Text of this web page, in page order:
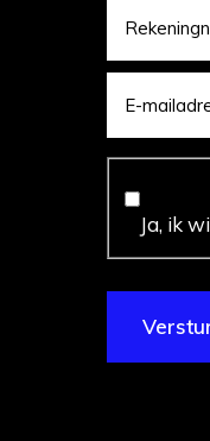
Ja, ik